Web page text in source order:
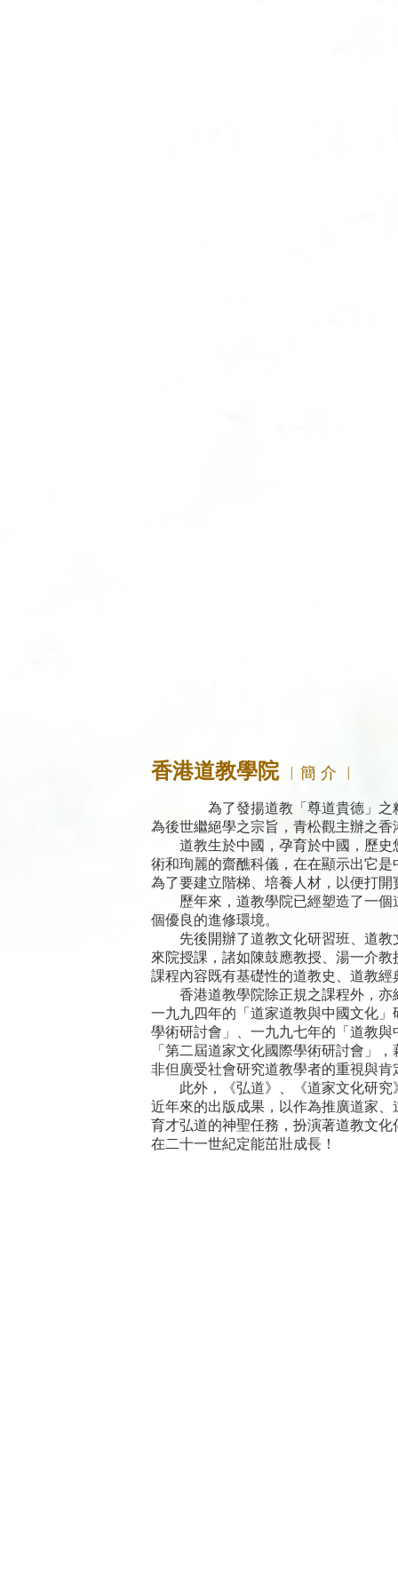
香港道教學院 ︳簡 介 ︳
為了發揚道教「尊道貴德」
為後世繼絕學之宗旨，青松觀主辦之
道教生於中國，孕育於中國，歷史
術和珣麗的齋醮科儀，在在顯示出它
為了要建立階梯、培養人材，以便打開
歷年來，道教學院已經塑造了一個
個優良的進修環境。
先後開辦了道教文化研習班、道教
來院授課，諸如陳鼓應教授、湯一介
課程內容既有基礎性的道教史、道教
香港道教學院除正規之課程外，亦
一九九四年的「道家道教與中國文化
學術研討會」、一九九七年的「道教
「第二屆道家文化國際學術研討會」
非但廣受社會研究道教學者的重視與
此外，《弘道》、《道家文化研究
近年來的出版成果，以作為推廣道家
育才弘道的神聖任務，扮演著道教文
在二十一世紀定能茁壯成長！